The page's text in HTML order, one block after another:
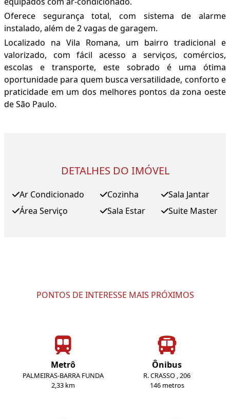
Oferece segurança total, com sistema de alarme
instalado, além de 2 vagas de garagem.
Localizado na Vila Romana, um bairro tradicional e
valorizado, com fácil acesso a serviços, comércios,
escolas e transporte, este sobrado é uma ótima
oportunidade para quem busca versatilidade, conforto e
praticidade em um dos melhores pontos da zona oeste
de São Paulo.
DETALHES DO IMÓVEL
Ar Condicionado
Área Serviço
Cozinha
Sala Estar
Sala Jantar
Suite Master
PONTOS DE INTERESSE MAIS PRÓXIMOS
Metrô
PALMEIRAS-BARRA FUNDA
2,33 km
Ônibus
R. CRASSO , 206
146 metros